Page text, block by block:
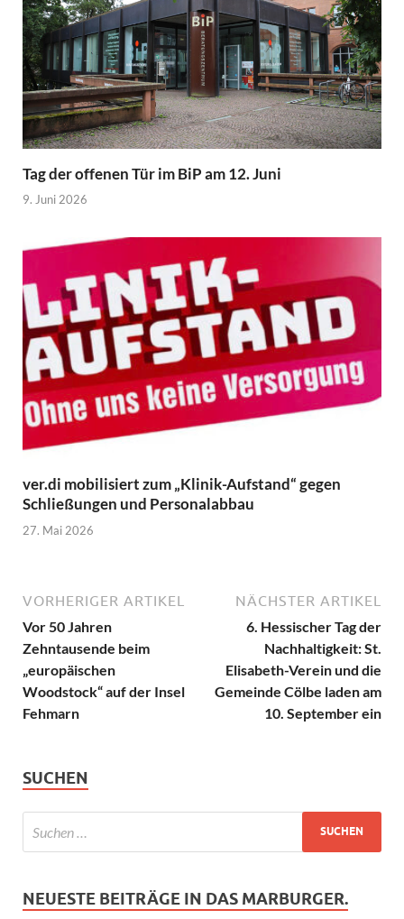
Tag der offenen Tür im BiP am 12. Juni
9. Juni 2026
ver.di mobilisiert zum „Klinik-Aufstand“ gegen
Schließungen und Personalabbau
27. Mai 2026
VORHERIGER ARTIKEL
Vor 50 Jahren
Zehntausende beim
„europäischen
Woodstock“ auf der Insel
Fehmarn
NÄCHSTER ARTIKEL
6. Hessischer Tag der
Nachhaltigkeit: St.
Elisabeth-Verein und die
Gemeinde Cölbe laden am
10. September ein
SUCHEN
NEUESTE BEITRÄGE IN DAS MARBURGER.